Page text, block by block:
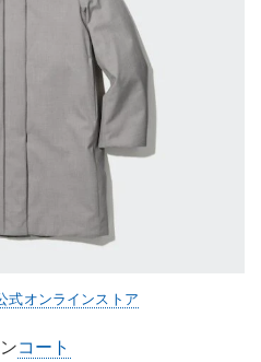
式オンラインストア
コート